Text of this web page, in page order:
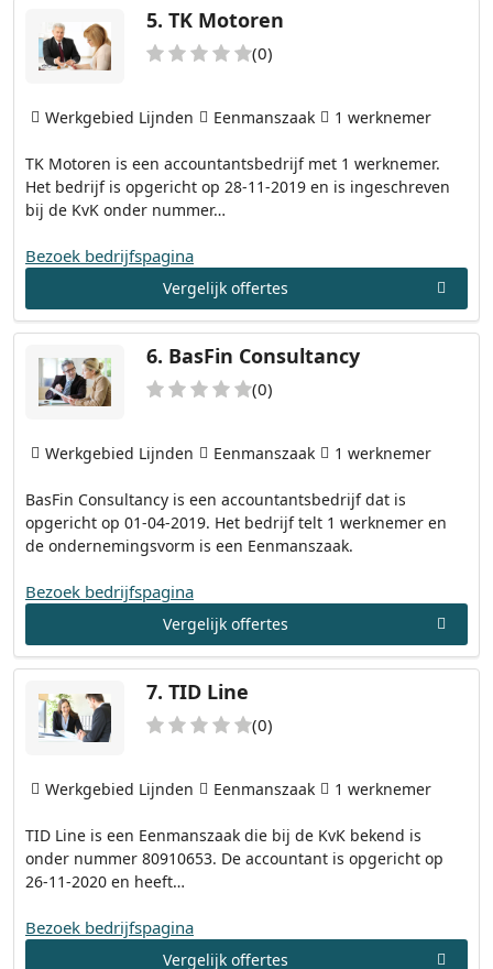
5. TK Motoren
(0)
TK Motoren is een accountantsbedrijf met 1 werknemer.
Het bedrijf is opgericht op 28-11-2019 en is ingeschreven
bij de KvK onder nummer…
Werkgebied Lijnden Eenmanszaak 1 werknemer
Bezoek bedrijfspagina
Vergelijk offertes
6. BasFin Consultancy
(0)
BasFin Consultancy is een accountantsbedrijf dat is
opgericht op 01-04-2019. Het bedrijf telt 1 werknemer en
de ondernemingsvorm is een Eenmanszaak.
Werkgebied Lijnden Eenmanszaak 1 werknemer
Bezoek bedrijfspagina
Vergelijk offertes
7. TID Line
(0)
TID Line is een Eenmanszaak die bij de KvK bekend is
onder nummer 80910653. De accountant is opgericht op
26-11-2020 en heeft…
Werkgebied Lijnden Eenmanszaak 1 werknemer
Bezoek bedrijfspagina
Vergelijk offertes